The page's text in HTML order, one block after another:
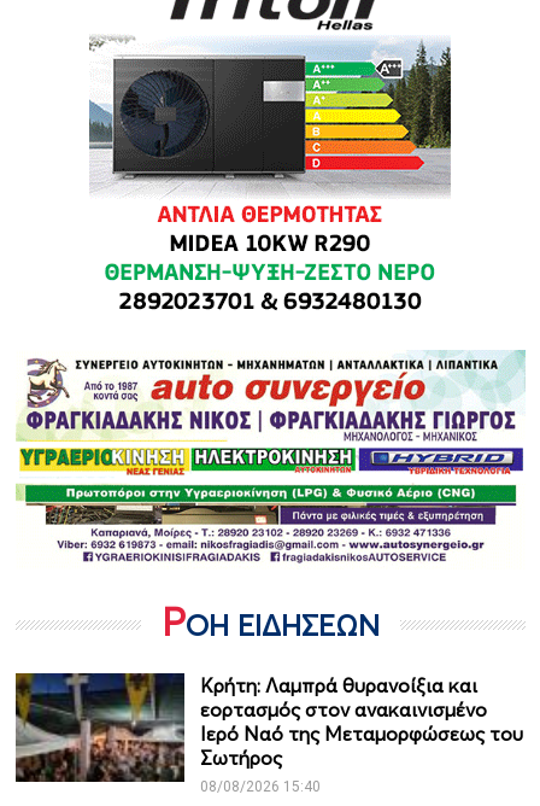
ΡΟΗ ΕΙΔΗΣΕΩΝ
Κρήτη: Λαμπρά θυρανοίξια και
εορτασμός στον ανακαινισμένο
Ιερό Ναό της Μεταμορφώσεως του
Σωτήρος
08/08/2026 15:40